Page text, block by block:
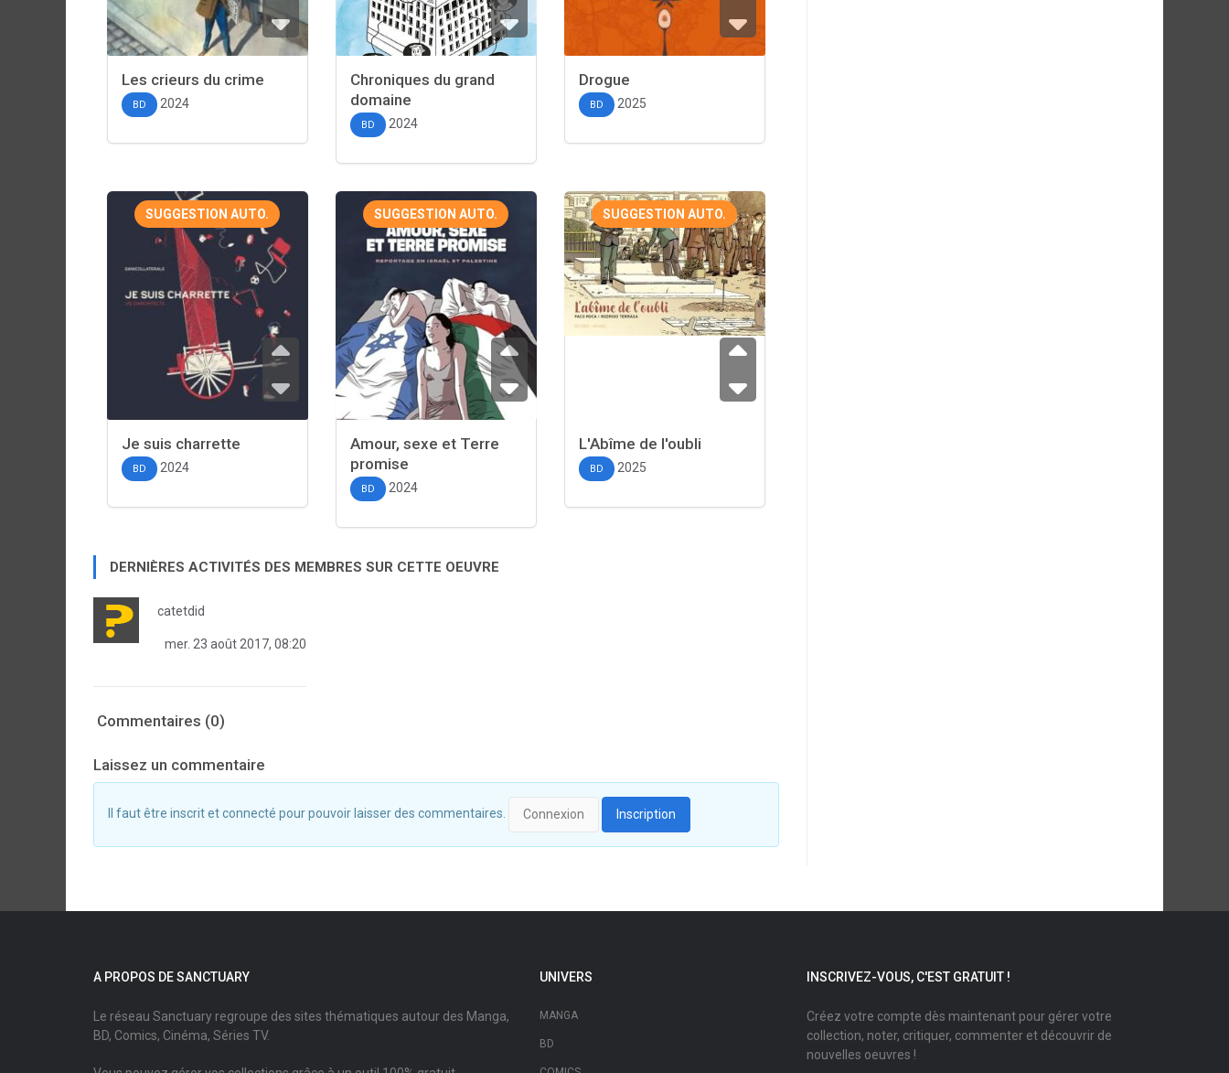
Les crieurs du crime
BD 2024
Chroniques du grand
domaine
BD 2024
Drogue
BD 2025
SUGGESTION AUTO.
Je suis charrette
BD 2024
SUGGESTION AUTO.
Amour, sexe et Terre
promise
BD 2024
SUGGESTION AUTO.
L'Abîme de l'oubli
BD 2025
DERNIÈRES ACTIVITÉS DES MEMBRES SUR CETTE OEUVRE
catetdid
mer. 23 août 2017, 08:20
Commentaires (0)
Laissez un commentaire
Il faut être inscrit et connecté pour pouvoir laisser des commentaires. Connexion Inscription
A PROPOS DE SANCTUARY
Le réseau Sanctuary regroupe des sites thématiques autour des Manga,
BD, Comics, Cinéma, Séries TV.
UNIVERS
MANGA
BD
INSCRIVEZ-VOUS, C'EST GRATUIT !
Créez votre compte dès maintenant pour gérer votre
collection, noter, critiquer, commenter et découvrir de
nouvelles oeuvres !